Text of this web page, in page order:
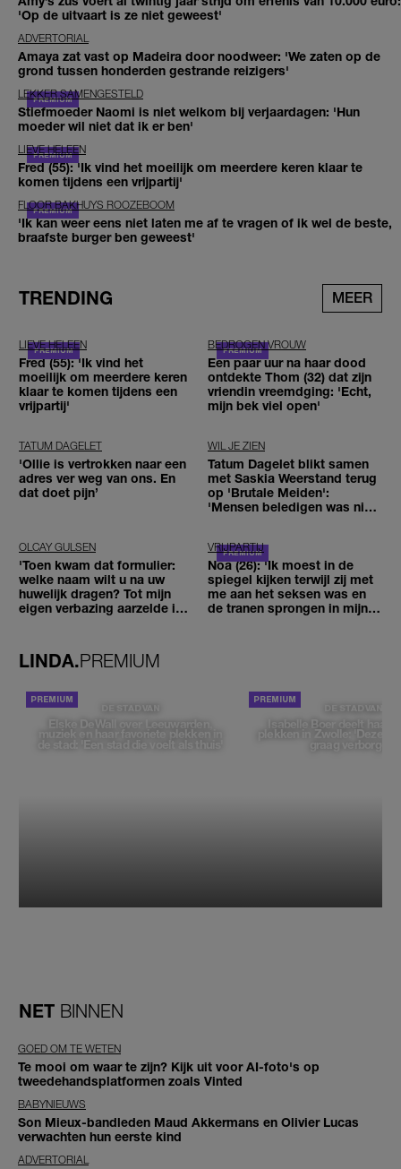
'Op de uitvaart is ze niet geweest'
ADVERTORIAL
Amaya zat vast op Madeira door noodweer: 'We zaten op de
grond tussen honderden gestrande reizigers'
LEKKER SAMENGESTELD
Stiefmoeder Naomi is niet welkom bij verjaardagen: 'Hun
moeder wil niet dat ik er ben'
LIEVE HELEEN
Fred (55): 'Ik vind het moeilijk om meerdere keren klaar te
komen tijdens een vrijpartij'
FLOOR BAKHUYS ROOZEBOOM
'Ik kan weer eens niet laten me af te vragen of ik wel de beste,
braafste burger ben geweest'
TRENDING MEER
LIEVE HELEEN
Fred (55): 'Ik vind het
moeilijk om meerdere keren
klaar te komen tijdens een
vrijpartij'
BEDROGEN VROUW
Een paar uur na haar dood
ontdekte Thom (32) dat zijn
vriendin vreemdging: 'Echt,
mijn bek viel open'
TATUM DAGELET
'Ollie is vertrokken naar een
adres ver weg van ons. En
dat doet pijn’
WIL JE ZIEN
Tatum Dagelet blikt samen
met Saskia Weerstand terug
op 'Brutale Meiden':
'Mensen beledigen was niet
OLCAY GULSEN
'Toen kwam dat formulier:
welke naam wilt u na uw
huwelijk dragen? Tot mijn
eigen verbazing aarzelde ik
VRIJPARTIJ
Noa (26): 'Ik moest in de
spiegel kijken terwijl zij met
me aan het seksen was en
de tranen sprongen in mijn
LINDA.PREMIUM
DE STAD VAN
Elske DeWall over Leeuwarden,
muziek en haar favoriete plekken in
de stad: 'Een stad die voelt als thuis'
DE STAD VAN
Isabelle Boer deelt haar
plekken in Zwolle: 'Deze
graag verborgen'
NET BINNEN
GOED OM TE WETEN
Te mooi om waar te zijn? Kijk uit voor AI-foto's op
tweedehandsplatformen zoals Vinted
BABYNIEUWS
Son Mieux-bandleden Maud Akkermans en Olivier Lucas
verwachten hun eerste kind
ADVERTORIAL